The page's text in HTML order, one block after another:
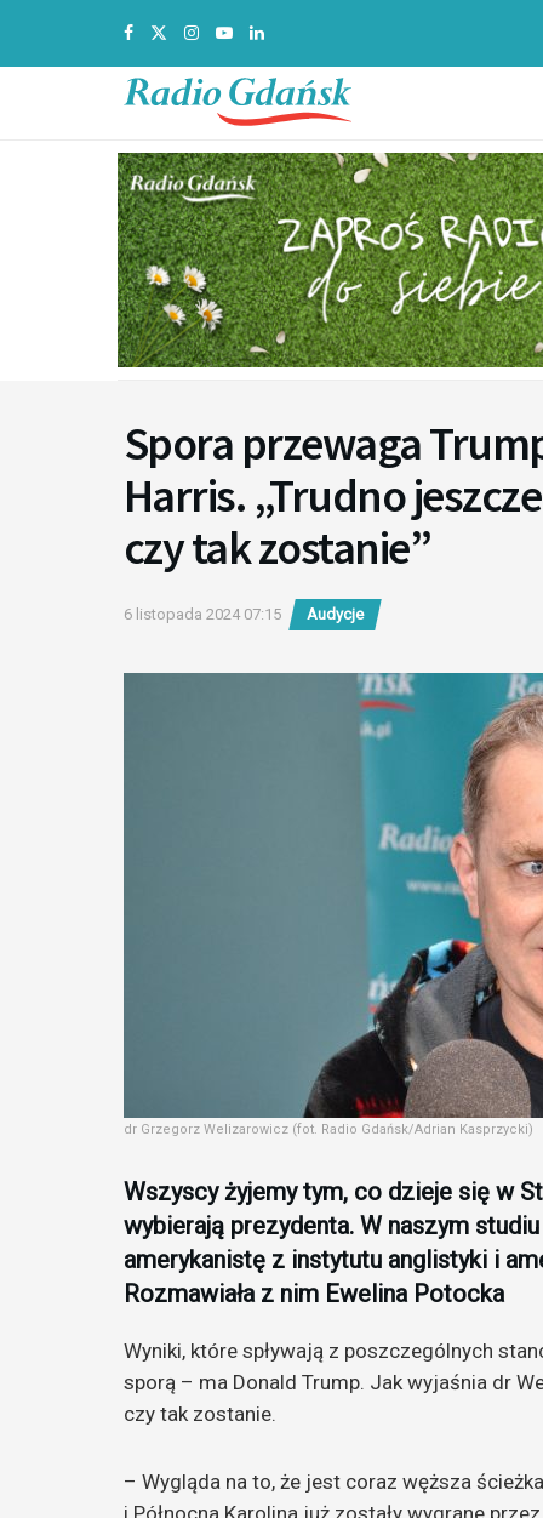
Spora przewaga
Harris. „Trudno
czy tak zostanie”
6 listopada 2024 07:15 Audycje
dr Grzegorz Welizarowicz (fot. Radio Gdańsk/Adrian Kasprzycki)
Wszyscy żyjemy tym, co dzieje się w
wybierają prezydenta. W naszym
amerykanistę z instytutu anglistyki i
Rozmawiała z nim Ewelina Potocka
Wyniki, które spływają z poszczególnych
sporą – ma Donald Trump. Jak wyjaśnia dr
czy tak zostanie.
– Wygląda na to, że jest coraz węższa